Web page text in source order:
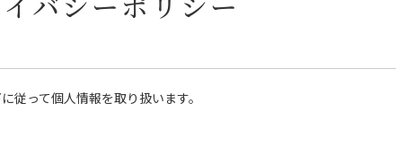
従って個人情報を取り扱います。